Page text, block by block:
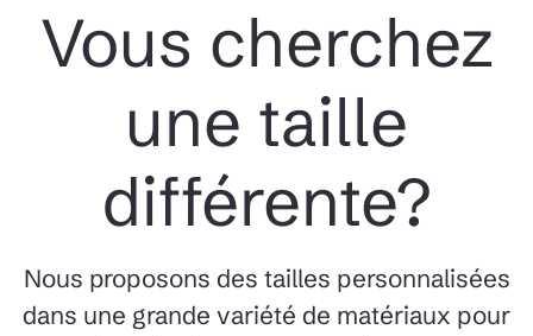
Vous cherchez
une taille
différente?
Nous proposons des tailles personnalisées
dans une grande variété de matériaux pour